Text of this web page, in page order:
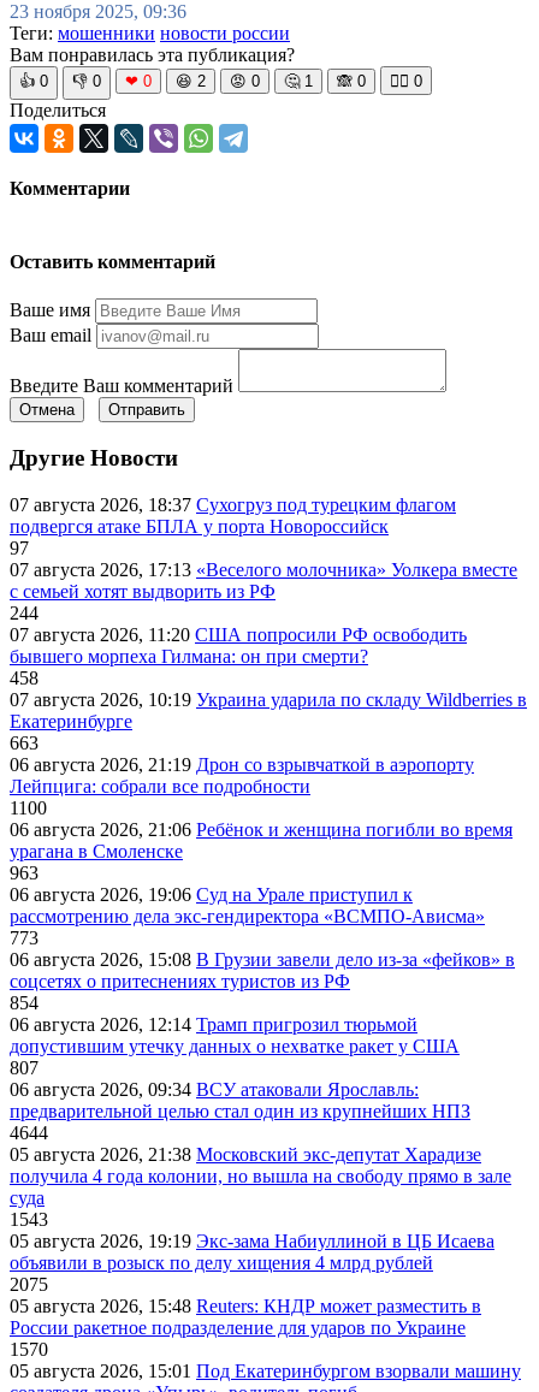
23 ноября 2025, 09:36
Теги: мошенники новости россии
Вам понравилась эта публикация?
👍 0 👎 0 ❤ 0 😆 2 😡 0 🤔 1 🙈 0 🧘‍♀️ 0
Поделиться
Комментарии
Оставить комментарий
Ваше имя
Ваш email
Введите Ваш комментарий
Отмена Отправить
Другие Новости
07 августа 2026, 18:37 Сухогруз под турецким флагом
подвергся атаке БПЛА у порта Новороссийск
97
07 августа 2026, 17:13 «Веселого молочника» Уолкера вместе
с семьей хотят выдворить из РФ
244
07 августа 2026, 11:20 США попросили РФ освободить
бывшего морпеха Гилмана: он при смерти?
458
07 августа 2026, 10:19 Украина ударила по складу Wildberries в
Екатеринбурге
663
06 августа 2026, 21:19 Дрон со взрывчаткой в аэропорту
Лейпцига: собрали все подробности
1100
06 августа 2026, 21:06 Ребёнок и женщина погибли во время
урагана в Смоленске
963
06 августа 2026, 19:06 Суд на Урале приступил к
рассмотрению дела экс-гендиректора «ВСМПО-Ависма»
773
06 августа 2026, 15:08 В Грузии завели дело из-за «фейков» в
соцсетях о притеснениях туристов из РФ
854
06 августа 2026, 12:14 Трамп пригрозил тюрьмой
допустившим утечку данных о нехватке ракет у США
807
06 августа 2026, 09:34 ВСУ атаковали Ярославль:
предварительной целью стал один из крупнейших НПЗ
4644
05 августа 2026, 21:38 Московский экс-депутат Харадизе
получила 4 года колонии, но вышла на свободу прямо в зале
суда
1543
05 августа 2026, 19:19 Экс-зама Набиуллиной в ЦБ Исаева
объявили в розыск по делу хищения 4 млрд рублей
2075
05 августа 2026, 15:48 Reuters: КНДР может разместить в
России ракетное подразделение для ударов по Украине
1570
05 августа 2026, 15:01 Под Екатеринбургом взорвали машину